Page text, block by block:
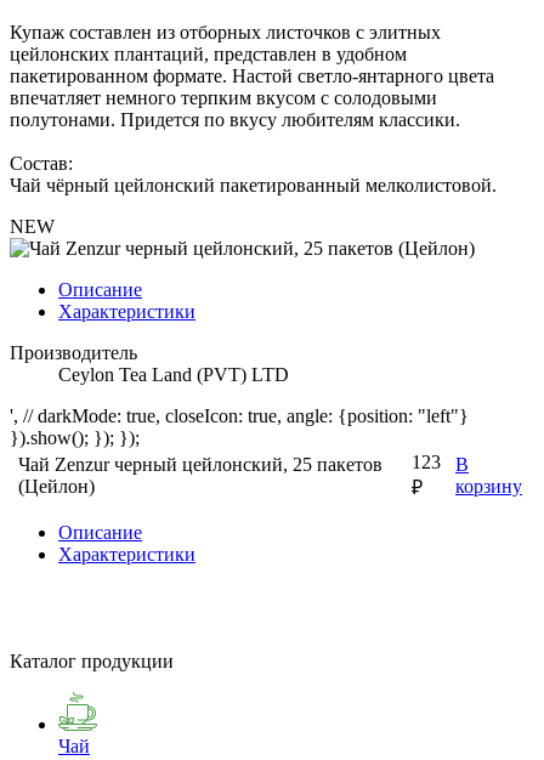
Купаж составлен из отборных листочков с элитных
цейлонских плантаций, представлен в удобном
пакетированном формате. Настой светло-янтарного цвета
впечатляет немного терпким вкусом с солодовыми
полутонами. Придется по вкусу любителям классики.
Состав:
Чай чёрный цейлонский пакетированный мелколистовой.
NEW
Описание
Характеристики
Производитель
Ceylon Tea Land (PVT) LTD
', // darkMode: true, closeIcon: true, angle: {position: "left"}
}).show(); }); });
Чай Zenzur черный цейлонский, 25 пакетов
(Цейлон)
123
₽
В
корзину
Описание
Характеристики
Каталог продукции
Чай